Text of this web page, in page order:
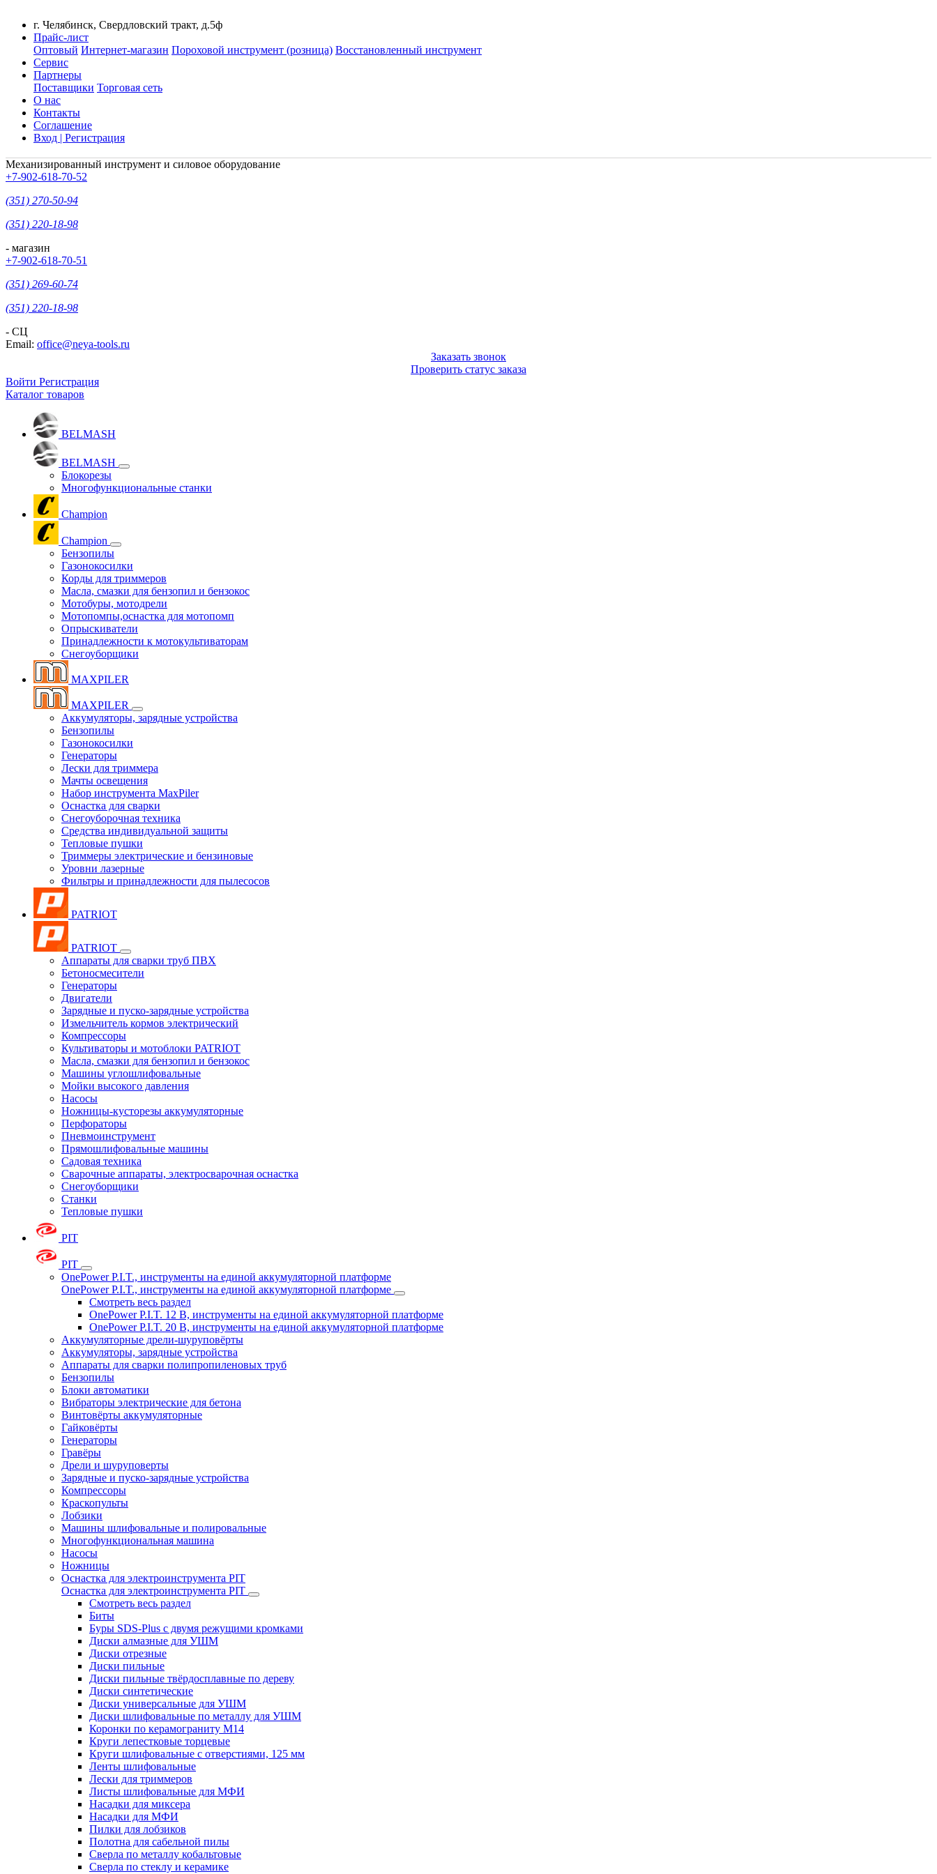
г. Челябинск, Свердловский тракт, д.5ф
Прайс-лист
Оптовый Интернет-магазин Пороховой инструмент (розница) Восстановленный инструмент
Сервис
Партнеры
Поставщики Торговая сеть
О нас
Контакты
Соглашение
Вход | Регистрация
Механизированный инструмент и силовое оборудование
+7-902-618-70-52
(351) 270-50-94
(351) 220-18-98
- магазин
+7-902-618-70-51
(351) 269-60-74
(351) 220-18-98
- СЦ
Email: office@neya-tools.ru
Заказать звонок
Проверить статус заказа
Войти Регистрация
Каталог товаров
BELMASH
BELMASH
Блокорезы
Многофункциональные станки
Champion
Champion
Бензопилы
Газонокосилки
Корды для триммеров
Масла, смазки для бензопил и бензокос
Мотобуры, мотодрели
Мотопомпы,оснастка для мотопомп
Опрыскиватели
Принадлежности к мотокультиваторам
Снегоуборщики
MAXPILER
MAXPILER
Аккумуляторы, зарядные устройства
Бензопилы
Газонокосилки
Генераторы
Лески для триммера
Мачты освещения
Набор инструмента MaxPiler
Оснастка для сварки
Снегоуборочная техника
Средства индивидуальной защиты
Тепловые пушки
Триммеры электрические и бензиновые
Уровни лазерные
Фильтры и принадлежности для пылесосов
PATRIOT
PATRIOT
Аппараты для сварки труб ПВХ
Бетоносмесители
Генераторы
Двигатели
Зарядные и пуско-зарядные устройства
Измельчитель кормов электрический
Компрессоры
Культиваторы и мотоблоки PATRIOT
Масла, смазки для бензопил и бензокос
Машины углошлифовальные
Мойки высокого давления
Насосы
Ножницы-кусторезы аккумуляторные
Перфораторы
Пневмоинструмент
Прямошлифовальные машины
Садовая техника
Сварочные аппараты, электросварочная оснастка
Снегоуборщики
Станки
Тепловые пушки
PIT
PIT
OnePower P.I.T., инструменты на единой аккумуляторной платформе
OnePower P.I.T., инструменты на единой аккумуляторной платформе
Смотреть весь раздел
OnePower P.I.T. 12 В, инструменты на единой аккумуляторной платформе
OnePower P.I.T. 20 В, инструменты на единой аккумуляторной платформе
Аккумуляторные дрели-шуруповёрты
Аккумуляторы, зарядные устройства
Аппараты для сварки полипропиленовых труб
Бензопилы
Блоки автоматики
Вибраторы электрические для бетона
Винтовёрты аккумуляторные
Гайковёрты
Генераторы
Гравёры
Дрели и шуруповерты
Зарядные и пуско-зарядные устройства
Компрессоры
Краскопульты
Лобзики
Машины шлифовальные и полировальные
Многофункциональная машина
Насосы
Ножницы
Оснастка для электроинструмента PIT
Оснастка для электроинструмента PIT
Смотреть весь раздел
Биты
Буры SDS-Plus c двумя режущими кромками
Диски алмазные для УШМ
Диски отрезные
Диски пильные
Диски пильные твёрдосплавные по дереву
Диски синтетические
Диски универсальные для УШМ
Диски шлифовальные по металлу для УШМ
Коронки по керамограниту M14
Круги лепестковые торцевые
Круги шлифовальные с отверстиями, 125 мм
Ленты шлифовальные
Лески для триммеров
Листы шлифовальные для МФИ
Насадки для миксера
Насадки для МФИ
Пилки для лобзиков
Полотна для сабельной пилы
Сверла по металлу кобальтовые
Сверла по стеклу и керамике